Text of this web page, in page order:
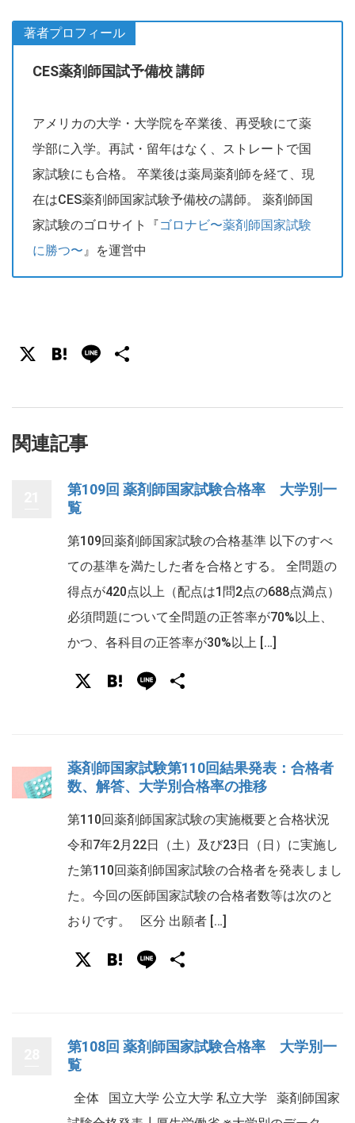
著者プロフィール
CES薬剤師国試予備校 講師
アメリカの大学・大学院を卒業後、再受験にて薬
学部に入学。再試・留年はなく、ストレートで国
家試験にも合格。 卒業後は薬局薬剤師を経て、現
在はCES薬剤師国家試験予備校の講師。 薬剤師国
家試験のゴロサイト『ゴロナビ〜薬剤師国家試験
に勝つ〜』を運営中
X Hatena
Line
関連記事
第109回 薬剤師国家試験合格率 大学別一
覧
第109回薬剤師国家試験の合格基準 以下のすべ
ての基準を満たした者を合格とする。 全問題の
得点が420点以上（配点は1問2点の688点満点）
必須問題について全問題の正答率が70%以上、
かつ、各科目の正答率が30%以上 […]
X Hatena
Line
薬剤師国家試験第110回結果発表：合格者
数、解答、大学別合格率の推移
第110回薬剤師国家試験の実施概要と合格状況
令和7年2月22日（土）及び23日（日）に実施し
た第110回薬剤師国家試験の合格者を発表しまし
た。今回の医師国家試験の合格者数等は次のと
おりです。 区分 出願者 […]
X Hatena
Line
第108回 薬剤師国家試験合格率 大学別一
覧
全体 国立大学 公立大学 私立大学 薬剤師国家